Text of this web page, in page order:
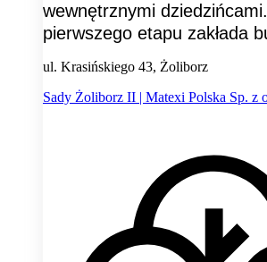
wewnętrznymi
pierwszego etapu zakłada
ul. Krasińskiego 43, Żoliborz
Sady Żoliborz II | Matexi Polska Sp. z